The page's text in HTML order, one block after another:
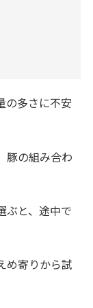
の多さに不安
豚の組み合わ
ぶと、途中で
め寄りから試